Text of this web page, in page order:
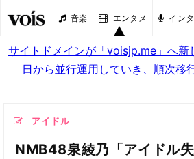
音楽 エンタメ イン
サイトドメインが「voisjp.me」へ新
日から並行運用していき、順次移
アイドル
NMB48泉綾乃「アイドル